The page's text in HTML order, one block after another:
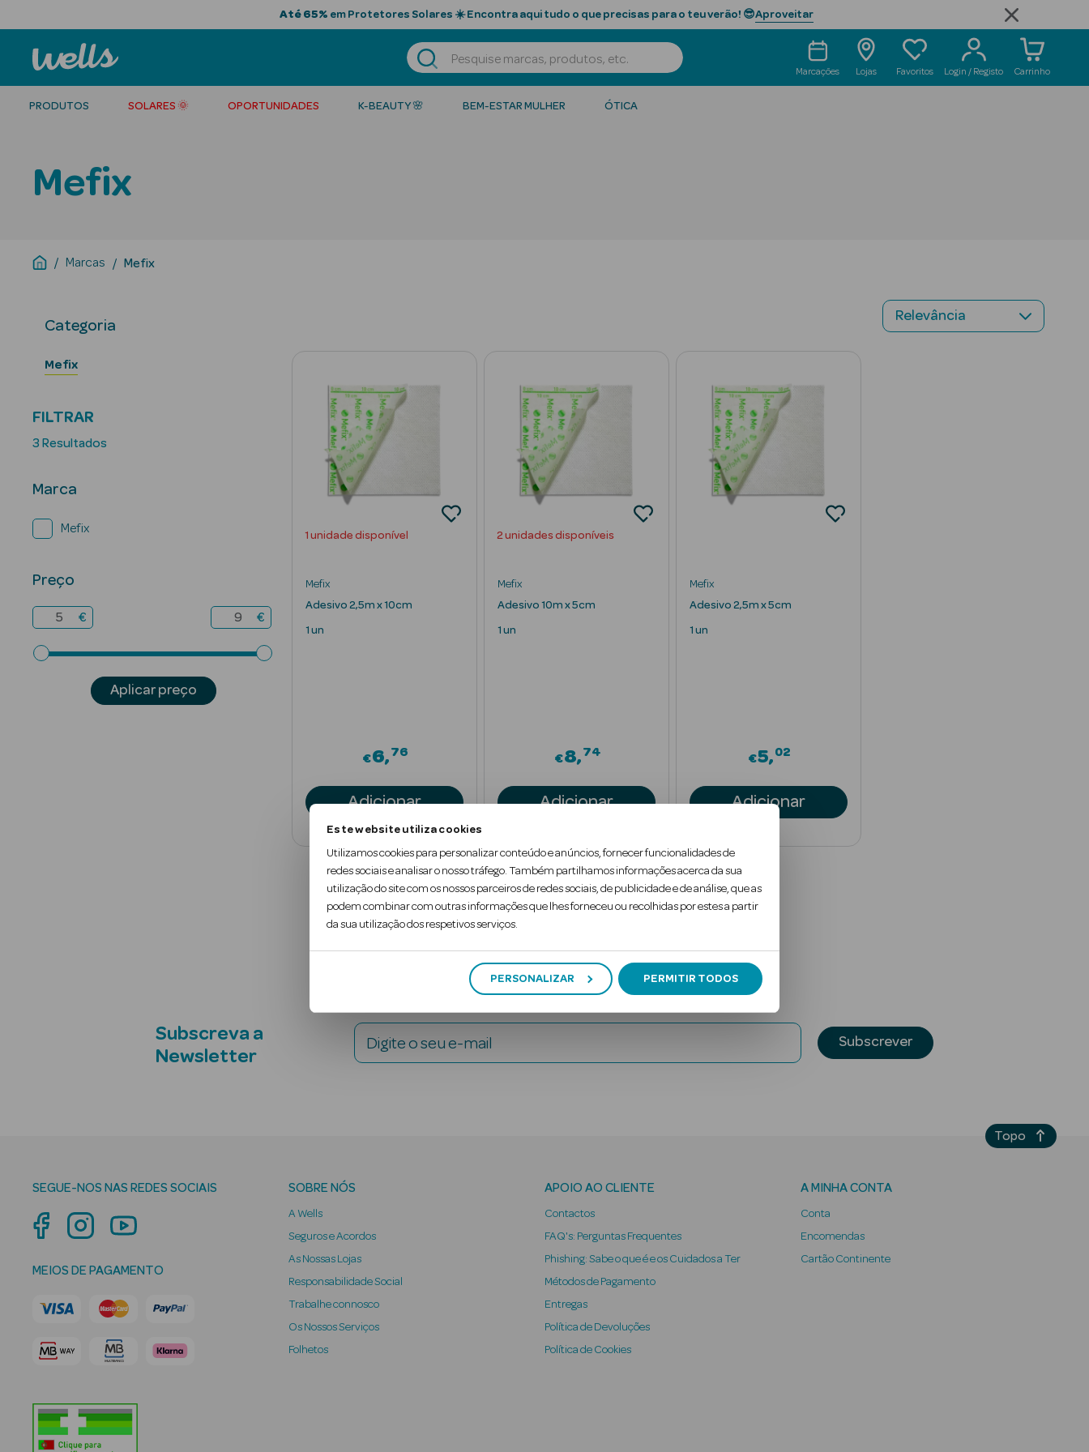
Este website utiliza cookies
Utilizamos cookies para personalizar conteúdo e anúncios, fornecer funcionalidades de
redes sociais e analisar o nosso tráfego. Também partilhamos informações acerca da sua
utilização do site com os nossos parceiros de redes sociais, de publicidade e de análise, que as
podem combinar com outras informações que lhes forneceu ou recolhidas por estes a partir
da sua utilização dos respetivos serviços.
PERSONALIZAR PERMITIR TODOS
Até 65% em Protetores Solares ☀️ Encontra aqui tudo o que precisas para o teu verão! 😎Aproveitar
Marcações Lojas Favoritos Login / Registo Carrinho
PRODUTOS SOLARES 🌞 OPORTUNIDADES K-BEAUTY 🌸 BEM-ESTAR MULHER ÓTICA
Mefix
Marcas Mefix
Categoria
Mefix
FILTRAR
3 Resultados
Marca
Mefix
Preço
€ €
Aplicar preço
1 unidade disponível
Mefix
Adesivo 2,5m x 10cm
1 un
€6 76
Adicionar
2 unidades disponíveis
Mefix
Adesivo 10m x 5cm
1 un
€8 74
Adicionar
Mefix
Adesivo 2,5m x 5cm
1 un
€5 02
Adicionar
Subscreva a
Newsletter
Digite o seu e-mail Subscrever
SEGUE-NOS NAS REDES SOCIAIS
MEIOS DE PAGAMENTO
SOBRE NÓS
A Wells
Seguros e Acordos
As Nossas Lojas
Responsabilidade Social
Trabalhe connosco
Os Nossos Serviços
Folhetos
APOIO AO CLIENTE
Contactos
FAQ's: Perguntas Frequentes
Phishing: Sabe o que é e os Cuidados a Ter
Métodos de Pagamento
Entregas
Política de Devoluções
Política de Cookies
A MINHA CONTA
Conta
Encomendas
Cartão Continente
Topo